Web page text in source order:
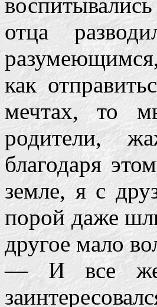
отца
как
мечтах, то
родители,
благодаря
земле, я с
порой даже
другое мало
— И все же